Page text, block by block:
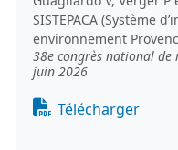
SISTEPACA (Système
environnement
38e congrès national de
juin 2026
Document
Télécharger